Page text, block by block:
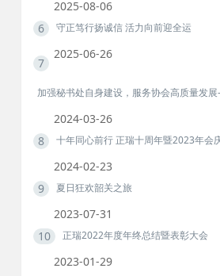
2025-08-06
6
守正笃行扬诚信 活力向前迎全运
2025-06-26
7
2024-03-26
8
十年同心前行 正瑞十周年暨2023年会
2024-02-23
9
夏日狂欢韶关之旅
2023-07-31
10
正瑞2022年度年终总结暨表彰大会
2023-01-29